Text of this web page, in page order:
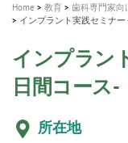
Home 教育 歯科専門家向
インプラント実践セミナ
インプラン
日間コース-
所在地